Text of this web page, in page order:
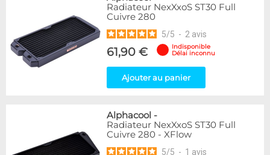
Radiateur NexXxoS ST30 Full
Cuivre 280
5/5 - 2 avis
61,90 €
Indisponible
Délai inconnu
Ajouter au panier
Alphacool -
Radiateur NexXxoS ST30 Full
Cuivre 280 - XFlow
5/5 - 1 avis